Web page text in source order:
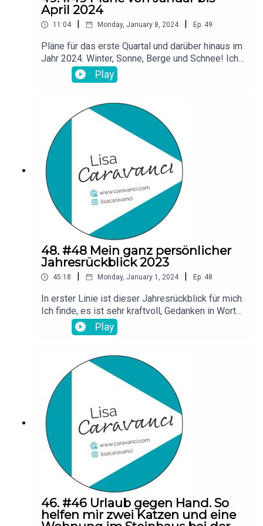
April 2024
11:04 | Monday, January 8, 2024 | Ep. 49
Pläne für das erste Quartal und darüber hinaus im
Jahr 2024. Winter, Sonne, Berge und Schnee! Ich
freu mich drauf!Play
48. #48 Mein ganz persönlicher
Jahresrückblick 2023
45:18 Monday, January 1, 2024 Ep. 48
In erster Linie ist dieser Jahresrückblick für mich.
Ich finde, es ist sehr kraftvoll, Gedanken in Worte
zu fassen und so kamen mir während des
Einsprechens dieser Folge tatsächlich noch
Account: @lisa_inhales_lifeYoungLiving
(Netzwerkmarketing): www.youngliving.com/Mehr
Infos zu den Ölen + Anmeldelink:
www.caravanci.com/oeleIch wünsche dir ein
grandisoes neues Jahr!
Play
46. #46 Urlaub gegen Hand. So
helfen mir zwei Katzen und eine